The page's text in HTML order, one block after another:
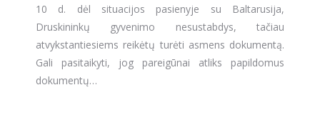
10 d. dėl situacijos pasienyje su Baltarusija,
Druskininkų gyvenimo nesustabdys, tačiau
atvykstantiesiems reikėtų turėti asmens dokumentą.
Gali pasitaikyti, jog pareigūnai atliks papildomus
dokumentų…